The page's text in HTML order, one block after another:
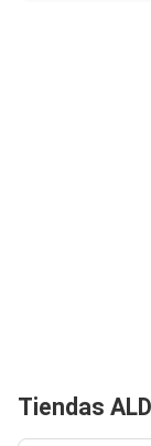
Tiendas